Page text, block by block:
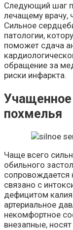
Следующий шаг
лечащему врачу,
Сильное
патологии,
поможет сдача
обращение за
риски инфаркта.
Учащенное
похмелья
Чаще всего
обильного
сопровождается
связано с
дефицитом
артериальное
некомфортное
внезапные,